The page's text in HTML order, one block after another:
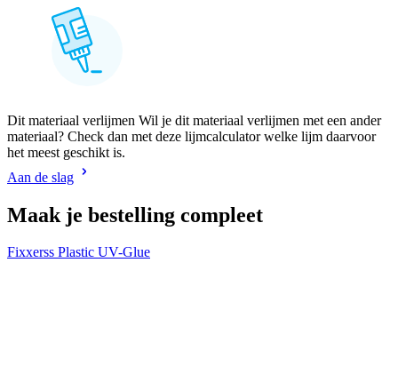
Dit materiaal verlijmen Wil je dit materiaal verlijmen met een ander
materiaal? Check dan met deze lijmcalculator welke lijm daarvoor
het meest geschikt is.
Aan de slag
Maak je bestelling compleet
Fixxerss Plastic UV-Glue